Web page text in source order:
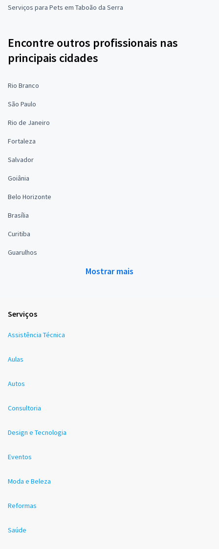
Serviços para Pets em Taboão da Serra
Encontre outros profissionais nas
principais cidades
Rio Branco
São Paulo
Rio de Janeiro
Fortaleza
Salvador
Goiânia
Belo Horizonte
Brasília
Curitiba
Guarulhos
Mostrar mais
Serviços
Assistência Técnica
Aulas
Autos
Consultoria
Design e Tecnologia
Eventos
Moda e Beleza
Reformas
Saúde